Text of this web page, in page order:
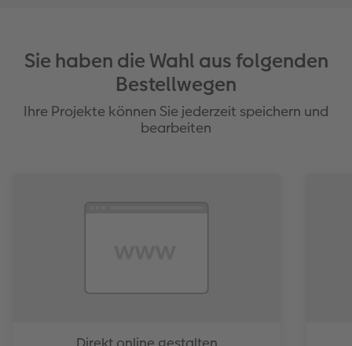
Sie haben die Wahl aus folgenden
Bestellwegen
Ihre Projekte können Sie jederzeit speichern und
bearbeiten